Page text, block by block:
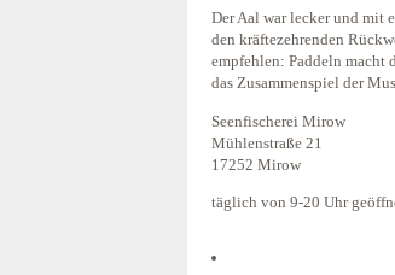
Der Aal war lecker und mit
den kräftezehrenden
empfehlen: Paddeln macht
das Zusammenspiel der
Seenfischerei Mirow
Mühlenstraße 21
17252 Mirow
täglich von 9-20 Uhr